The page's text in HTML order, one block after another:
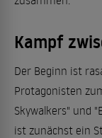
Kampf
Der Beginn ist
Protagonisten
Skywalkers" und
ist zunächst ein